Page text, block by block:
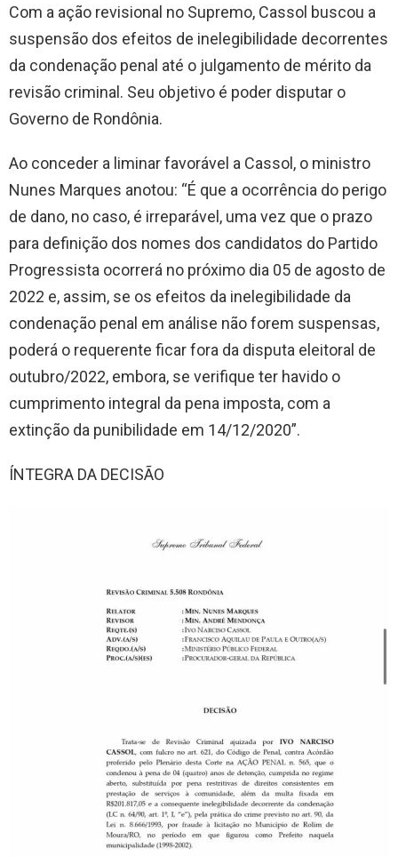
Com a ação revisional no Supremo, Cassol buscou a
suspensão dos efeitos de inelegibilidade decorrentes
da condenação penal até o julgamento de mérito da
revisão criminal. Seu objetivo é poder disputar o
Governo de Rondônia.
Ao conceder a liminar favorável a Cassol, o ministro
Nunes Marques anotou: “É que a ocorrência do perigo
de dano, no caso, é irreparável, uma vez que o prazo
para definição dos nomes dos candidatos do Partido
Progressista ocorrerá no próximo dia 05 de agosto de
2022 e, assim, se os efeitos da inelegibilidade da
condenação penal em análise não forem suspensas,
poderá o requerente ficar fora da disputa eleitoral de
outubro/2022, embora, se verifique ter havido o
cumprimento integral da pena imposta, com a
extinção da punibilidade em 14/12/2020”.
ÍNTEGRA DA DECISÃO